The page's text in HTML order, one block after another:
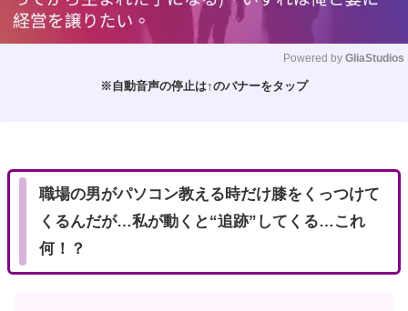
Powered by GliaStudios
※自動音声の停止は↑のバナーをタップ
職場の男がパソコン教える時だけ膝をくっつけて
くるんだが…私が動くと“追跡”してくる…これ
何！？